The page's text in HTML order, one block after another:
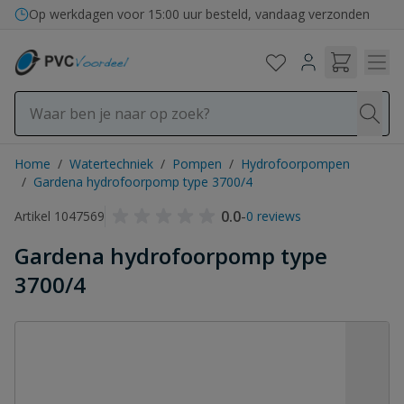
Ga naar de inhoud
Bezorging in binnen- en buitenland
Op werkdagen voor 15:00 uur besteld, vandaag verzonden
Home / Watertechniek / Pompen / Hydrofoorpompen
/ Gardena hydrofoorpomp type 3700/4
Artikel 1047569
0.0-0 reviews
Gardena hydrofoorpomp type
3700/4